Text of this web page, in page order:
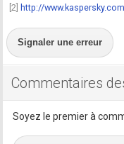
[2]http://
Signaler une erreur
Commentaires
Soyez le premier à